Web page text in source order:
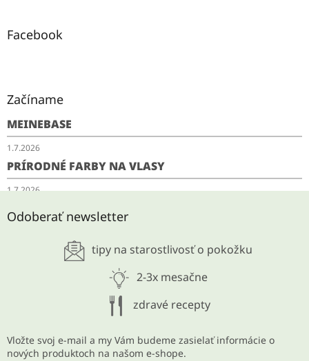
Facebook
Začíname
MEINEBASE
1.7.2026
PRÍRODNÉ FARBY NA VLASY
1.7.2026
SCHUDNITE ODKYSLENÍM
Odoberať newsletter
tipy na starostlivosť o pokožku
2-3x mesačne
zdravé recepty
Vložte svoj e-mail a my Vám budeme zasielať informácie o
nových produktoch na našom e-shope.